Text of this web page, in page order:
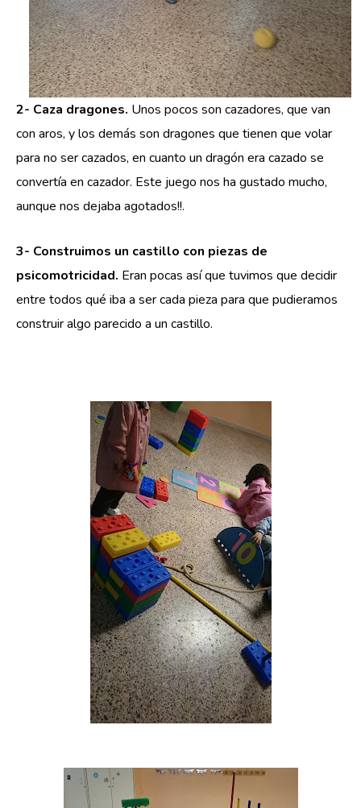
2- Caza dragones. Unos pocos son cazadores, que van
con aros, y los demás son dragones que tienen que volar
para no ser cazados, en cuanto un dragón era cazado se
convertía en cazador. Este juego nos ha gustado mucho,
aunque nos dejaba agotados!!.
3- Construimos un castillo con piezas de
psicomotricidad. Eran pocas así que tuvimos que decidir
entre todos qué iba a ser cada pieza para que pudieramos
construir algo parecido a un castillo.